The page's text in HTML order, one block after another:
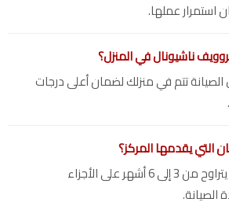
استمرار عملها.
ناشيونال في المنزل؟
الصيانة تتم في منزلك لضمان أعلى درجات
يقدمها المركز؟
ج: نمنح ضماناً معتمداً يتراوح من 3 إلى 6 أشهر على الأجزاء
الصيانة.